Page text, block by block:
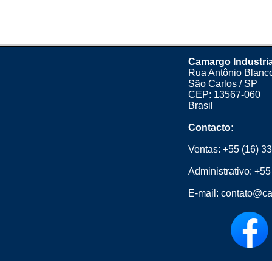
Camargo
Rua Antônio
São Carlos / SP
CEP: 13567-060
Brasil
Contacto:
Ventas: +55 (16)
Administrativo:
E-mail: